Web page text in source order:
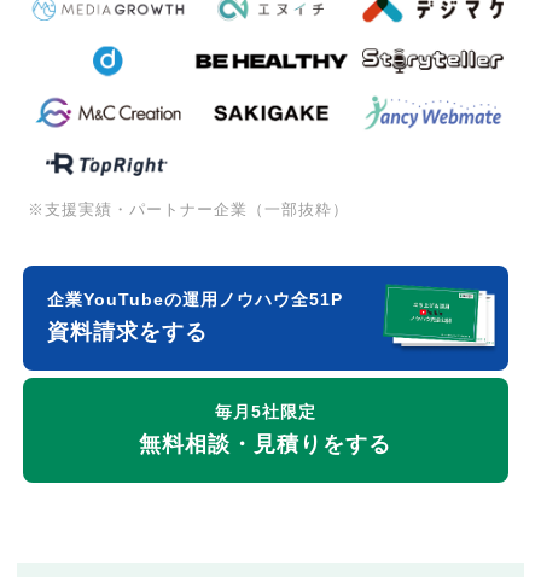
※支援実績・パートナー企業（一部抜粋）
企業YouTubeの運用ノウハウ全51P
資料請求をする
毎月5社限定
無料相談・見積りをする